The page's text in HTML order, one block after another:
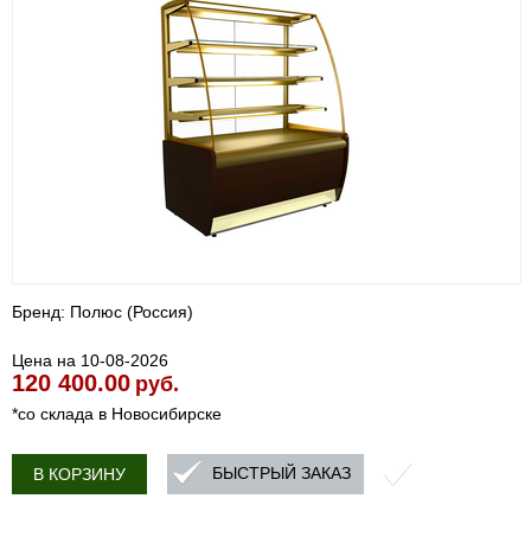
Бренд: Полюс (Россия)
Цена на 10-08-2026
120 400.00 руб.
*со склада в Новосибирске
В КОРЗИНУ БЫСТРЫЙ ЗАКАЗ